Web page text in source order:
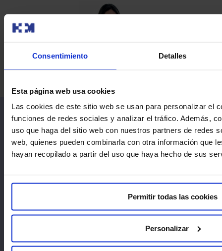
Consentimiento Detalles
Esta página web usa cookies
Las cookies de este sitio web se usan para personalizar el
funciones de redes sociales y analizar el tráfico. Además,
uso que haga del sitio web con nuestros partners de redes
web, quienes pueden combinarla con otra información que
hayan recopilado a partir del uso que haya hecho de sus
Permitir todas las cookies
Personalizar
Ser madre no siempre es fácil
nuestras facilidades de pago y opciones de financiación
llamando al 900 111 010.